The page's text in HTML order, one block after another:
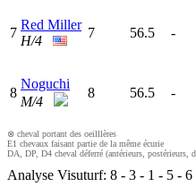
7
Red Miller
H/4
7 56.5 -
8
Noguchi
M/4
8 56.5 -
⊗ cheval portant des oeilllères
E1 chevaux faisant partie de la même écurie
DA, DP, D4 cheval déferré (antérieurs, postérieurs,
Analyse Visuturf: 8 - 3 - 1 - 5 - 6